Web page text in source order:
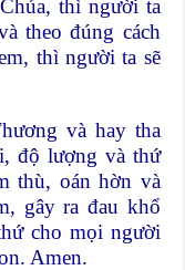
thì người ta
theo đúng cách
thì người ta sẽ
và hay tha
độ lượng và thứ
thù, oán hờn và
gây ra đau khổ
cho mọi người
Amen.